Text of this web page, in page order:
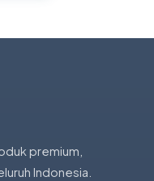
premium,
Indonesia.